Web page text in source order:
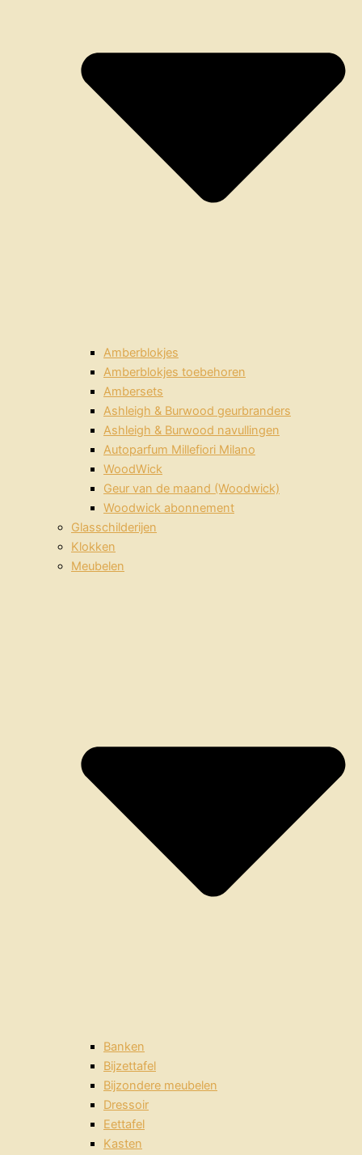
Amberblokjes
Amberblokjes toebehoren
Ambersets
Ashleigh & Burwood geurbranders
Ashleigh & Burwood navullingen
Autoparfum Millefiori Milano
WoodWick
Geur van de maand (Woodwick)
Woodwick abonnement
Glasschilderijen
Klokken
Meubelen
Banken
Bijzettafel
Bijzondere meubelen
Dressoir
Eettafel
Kasten